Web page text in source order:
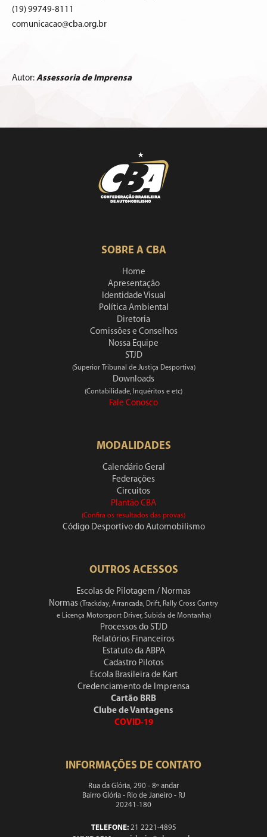
(19) 99749-8111
comunicacao@cba.org.br
Autor: Assessoria de Imprensa
SOBRE A CBA
Home
Apresentação
Identidade Visual
Política Ambiental
Diretoria
Comissões e Conselhos
Nossa Equipe
STJD
(Superior Tribunal de Justiça Desportiva)
Downloads
(Contabilidade, Inquéritos e etc)
Fale Conosco
MODALIDADES
Calendário Geral
Federações
Circuitos
Plantão CBA
(Confira os resultados das provas)
Código Desportivo do Automobilismo
OUTROS ACESSOS
Escolas de Pilotagem / Normas
Normas (Trackday, Arrancada, Drift, Rally Cross Contry
e Licença Motorsport Driver, Subida de Montanha)
Processos do STJD
Relatórios Financeiros
Estatuto da ABPA
Cadastro Pilotos
Escola Brasileira de Kart
Credenciamento de Imprensa
Cartão BRB
Clube de Vantagens
COVID-19
INFORMAÇÕES DE CONTATO
Rua da Glória, 290 - 8º andar
Bairro Glória - Rio de Janeiro - RJ
20241-180
TELEFONE:21 2221-4895